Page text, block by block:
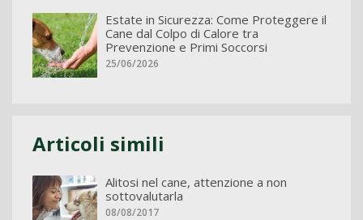
Estate in Sicurezza: Come Proteggere il
Cane dal Colpo di Calore tra
Prevenzione e Primi Soccorsi
25/06/2026
Articoli simili
Alitosi nel cane, attenzione a non
sottovalutarla
08/08/2017